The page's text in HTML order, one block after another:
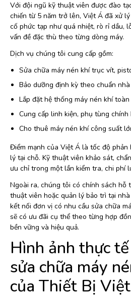
Với đội ngũ kỹ thuật viên được đào
chiến từ 5 năm trở lên, Việt Á đã xử
cố phức tạp như quá nhiệt, rò rỉ dầu,
vấn đề đặc thù theo từng dòng máy.
Dịch vụ chúng tôi cung cấp gồm:
Sửa chữa máy nén khí trục vít,
Bảo dưỡng định kỳ theo chuẩn
Lắp đặt hệ thống máy nén khí
Cung cấp linh kiện, phụ tùng chính
Cho thuê máy nén khí công suất
Điểm mạnh của Việt Á là tốc độ phản
lý tại chỗ. Kỹ thuật viên khảo sát,
ưu chỉ trong một lần kiểm tra, chi phí
Ngoài ra, chúng tôi có chính sách hỗ
thuật viên hoặc quản lý bảo trì tại
kết nối đơn vị có nhu cầu sửa chữa
sẽ có ưu đãi cụ thể theo từng hợp
bền vững và hiệu quả.
Hình ảnh thực
sửa chữa máy
của Thiết Bị